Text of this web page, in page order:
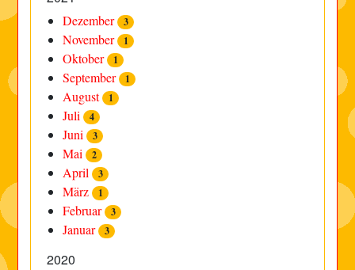
Dezember 3
November 1
Oktober 1
September 1
August 1
Juli 4
Juni 3
Mai 2
April 3
März 1
Februar 3
Januar 3
2020